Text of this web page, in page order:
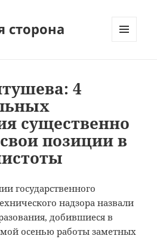
сторона
4
существенно
позиции в
государственного
надзора назвали
добившиеся в
осенью работы заметных